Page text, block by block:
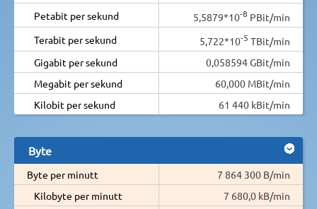
Petabit per sekund
5,5879*10-8 PBit/min
Terabit per sekund
5,722*10-5 TBit/min
Gigabit per sekund
0,058594 GBit/min
Megabit per sekund
60,000 MBit/min
Kilobit per sekund
61 440 kBit/min
Byte
Byte per minutt
7 864 300 B/min
Kilobyte per minutt
7 680,0 kB/min